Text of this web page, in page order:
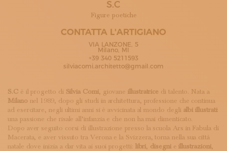
ISCRIVITI ALLA NEWSLETTER
LOGIN
S.C
Figure poetiche
CONTATTA L'ARTIGIANO
VIA LANZONE, 5
Milano, MI
+39 340 5211593
silviacomi.architetto@gmail.com
S.Cè il progetto di Silvia Comi, giovaneillustratrice di talento. Nata a
Milano nel 1989, dopo gli studi in architettura, professione che continua
ad esercitare, negli ultimi anni si è avvicinata al mondo degli albi illustrati:
una passione che risale all’infanzia e che non ha mai dimenticato.
Dopo aver seguito corsi di illustrazione presso la scuola Ars in Fabula di
Macerata, e aver vissuto tra Verona e la Svizzera, torna nella sua città
natale dove inizia a dar vita ai suoi progetti: libri, disegnieillustrazioni,